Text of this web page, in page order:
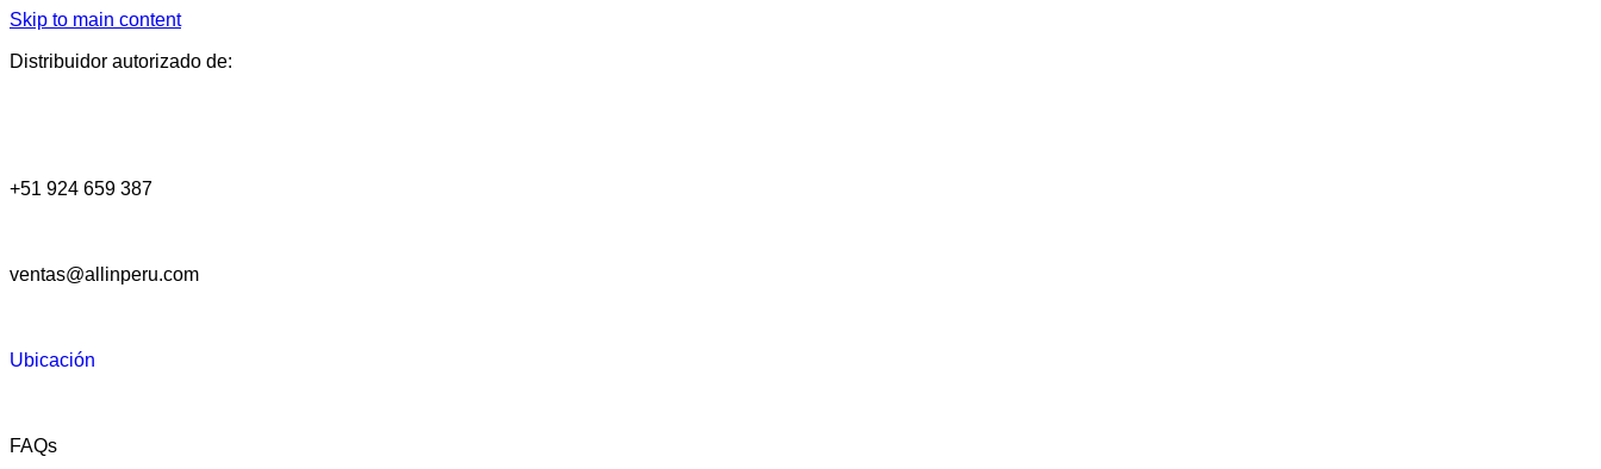
Skip to main content
Distribuidor autorizado de:
+51 924 659 387
ventas@allinperu.com
Ubicación
FAQs